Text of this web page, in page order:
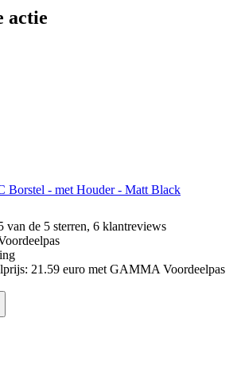
actie
Borstel - met Houder - Matt Black
van de 5 sterren, 6 klantreviews
21.59 euro met GAMMA Voordeelpas